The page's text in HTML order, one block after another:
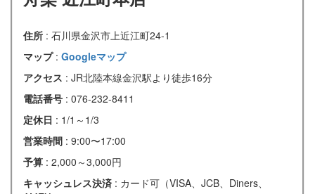
住所 : 石川県金沢市上近江町24-1
マップ : Googleマップ
アクセス : JR北陸本線金沢駅より徒歩16分
電話番号 : 076-232-8411
定休日 : 1/1～1/3
営業時間 : 9:00〜17:00
予算 : 2,000～3,000円
キャッシュレス決済 : カード可（VISA、JCB、Diners、